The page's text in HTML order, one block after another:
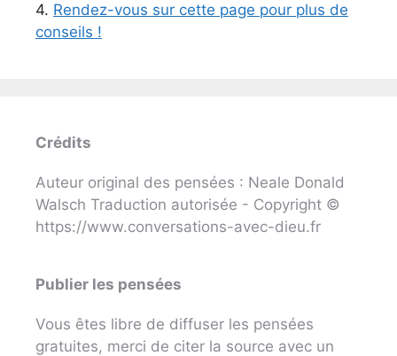
4. Rendez-vous sur cette page pour plus de
conseils !
Crédits
Auteur original des pensées : Neale Donald
Walsch Traduction autorisée - Copyright ©
https://www.conversations-avec-dieu.fr
Publier les pensées
Vous êtes libre de diffuser les pensées
gratuites, merci de citer la source avec un